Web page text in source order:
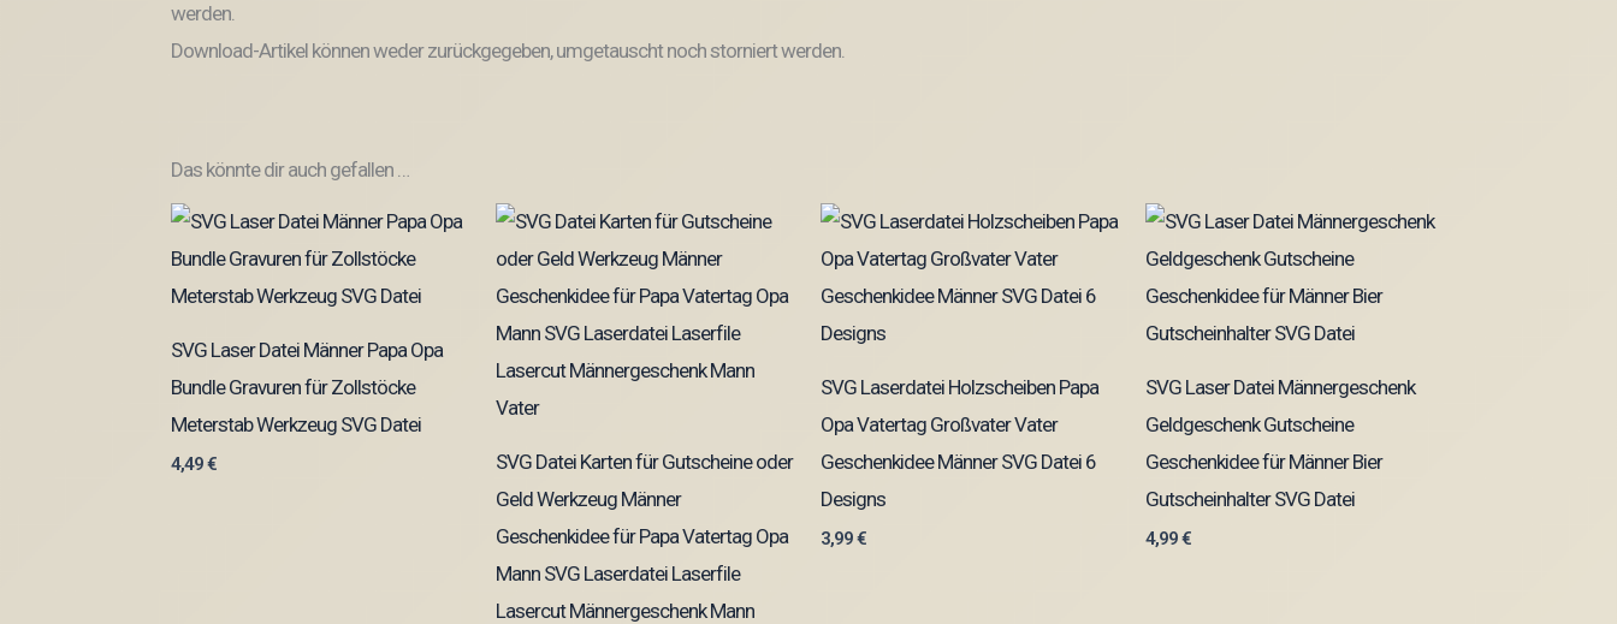
werden.
Download-Artikel können weder zurückgegeben, umgetauscht noch storniert werden.
Das könnte dir auch gefallen …
SVG Laser Datei Männer Papa Opa
Bundle Gravuren für Zollstöcke
Meterstab Werkzeug SVG Datei
4,49€
SVG Datei Karten für Gutscheine oder
Geld Werkzeug Männer
Geschenkidee für Papa Vatertag Opa
Mann SVG Laserdatei Laserfile
Lasercut Männergeschenk Mann
SVG Laserdatei Holzscheiben Papa
Opa Vatertag Großvater Vater
Geschenkidee Männer SVG Datei 6
Designs
3,99€
SVG Laser Datei Männergeschenk
Geldgeschenk Gutscheine
Geschenkidee für Männer Bier
Gutscheinhalter SVG Datei
4,99€